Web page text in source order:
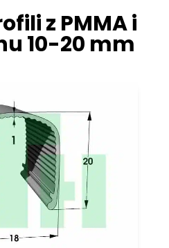
z PMMA i
10-20 mm